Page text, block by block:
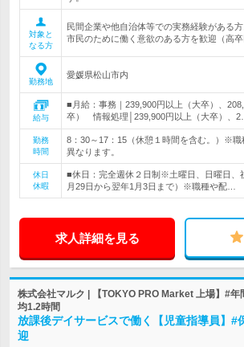
対象と
なる方
民間企業や他自治体等での実務経験がある方
市民のために働く意欲のある方を歓迎（高卒
勤務地
愛媛県松山市内
給与
■月給：事務｜239,900円以上（大卒）、
卒） 情報処理│239,900円以上（大卒）、2…
勤務
時間
8：30～17：15（休憩１時間を含む。）※職
異なります。
休日
休暇
■休日：完全週休２日制※土曜日、日曜日、
月29日から翌年1月3日まで）※職種や配…
求人詳細を見る
株式会社マルク | 【TOKYO PRO Market 上場】#
均1.2時間
放課後デイサービスで働く【児童指導員】#
迎